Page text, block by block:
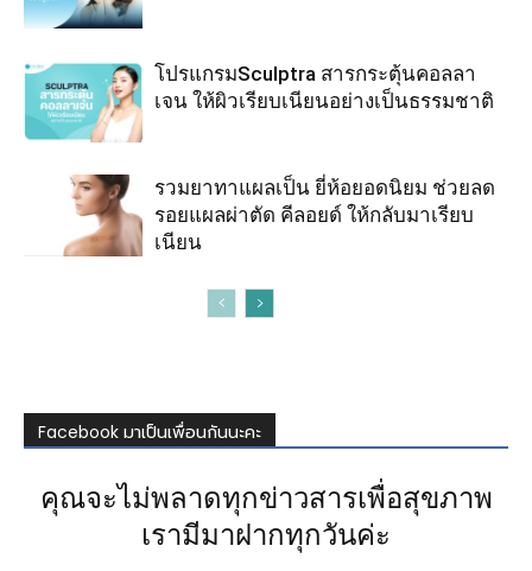
โปรแกรมSculptra สารกระตุ้นคอลลา
เจน ให้ผิวเรียบเนียนอย่างเป็นธรรมชาติ
รวมยาทาแผลเป็น ยี่ห้อยอดนิยม ช่วยลด
รอยแผลผ่าตัด คีลอยด์ ให้กลับมาเรียบ
เนียน
Facebook มาเป็นเพื่อนกันนะคะ
คุณจะไม่พลาดทุกข่าวสารเพื่อสุขภาพ
เรามีมาฝากทุกวันค่ะ